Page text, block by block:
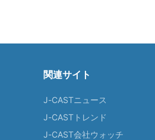
関連サイト
J-CASTニュース
J-CASTトレンド
J-CAST会社ウォッチ